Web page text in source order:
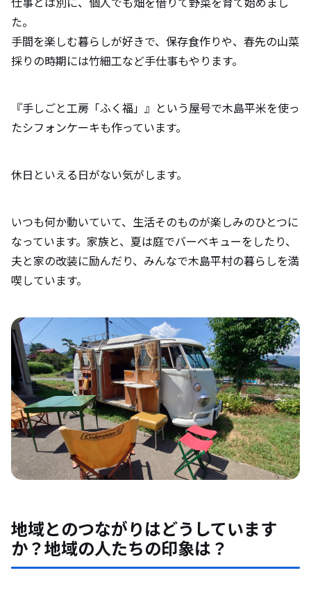
た。
手間を楽しむ暮らしが好きで、保存食作りや、春先の山菜
採りの時期には竹細工など手仕事もやります。
『手しごと工房「ふく福」』という屋号で木島平米を使っ
たシフォンケーキも作っています。
休日といえる日がない気がします。
いつも何か動いていて、生活そのものが楽しみのひとつに
なっています。家族と、夏は庭でバーベキューをしたり、
夫と家の改装に励んだり、みんなで木島平村の暮らしを満
喫しています。
地域とのつながりはどうしています
か？地域の人たちの印象は？